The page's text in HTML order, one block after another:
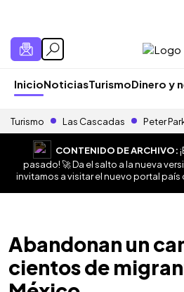
InicioNoticiasTurismoDinero y
Turismo Las Cascadas Peter
CONTENIDO DE ARCHIVO:
pasado! 🚀 Da el salto a la nueva
invitamos a visitar el nuevo portal
Abandonan un
cientos de